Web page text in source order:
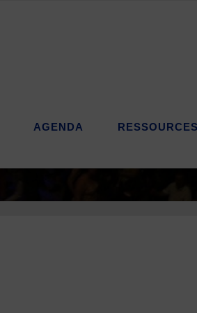
AGENDA RESSOURCES